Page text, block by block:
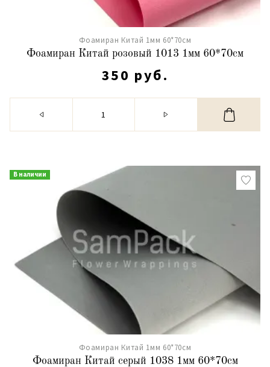
Фоамиран Китай 1мм 60*70см
Фоамиран Китай розовый 1013 1мм 60*70см
350 руб.
В наличии
Фоамиран Китай 1мм 60*70см
Фоамиран Китай серый 1038 1мм 60*70см